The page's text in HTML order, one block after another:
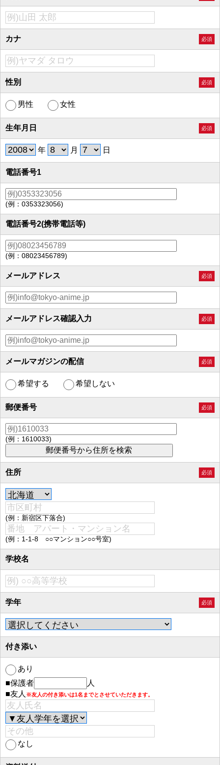
カナ 必須
性別 必須
男性 女性
生年月日 必須
年 月 日
電話番号1
(例：0353323056)
電話番号2(携帯電話等)
(例：08023456789)
メールアドレス 必須
メールアドレス確認入力 必須
メールマガジンの配信 必須
希望する 希望しない
郵便番号 必須
(例：1610033)
住所 必須
(例：新宿区下落合)
(例：1-1-8 ○○マンション○○号室)
学校名
学年 必須
付き添い
あり
■保護者
人
■友人 ※友人の付き添いは1名までとさせていただきます。
なし